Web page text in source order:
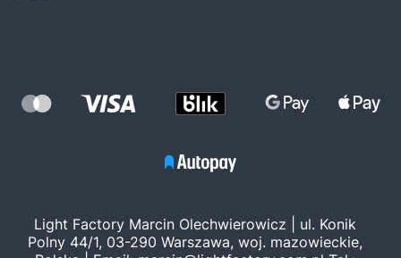
Light Factory Marcin Olechwierowicz | ul. Konik
Polny 44/1, 03-290 Warszawa, woj. mazowieckie,